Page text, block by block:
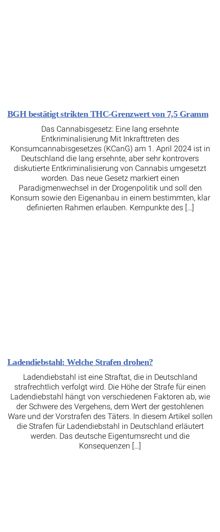
BGH bestätigt strikten THC-Grenzwert von 7,5 Gramm
Das Cannabisgesetz: Eine lang ersehnte
Entkriminalisierung Mit Inkrafttreten des
Konsumcannabisgesetzes (KCanG) am 1. April 2024 ist in
Deutschland die lang ersehnte, aber sehr kontrovers
diskutierte Entkriminalisierung von Cannabis umgesetzt
worden. Das neue Gesetz markiert einen
Paradigmenwechsel in der Drogenpolitik und soll den
Konsum sowie den Eigenanbau in einem bestimmten, klar
definierten Rahmen erlauben. Kernpunkte des […]
Ladendiebstahl: Welche Strafen drohen?
Ladendiebstahl ist eine Straftat, die in Deutschland
strafrechtlich verfolgt wird. Die Höhe der Strafe für einen
Ladendiebstahl hängt von verschiedenen Faktoren ab, wie
der Schwere des Vergehens, dem Wert der gestohlenen
Ware und der Vorstrafen des Täters. In diesem Artikel sollen
die Strafen für Ladendiebstahl in Deutschland erläutert
werden. Das deutsche Eigentumsrecht und die
Konsequenzen […]